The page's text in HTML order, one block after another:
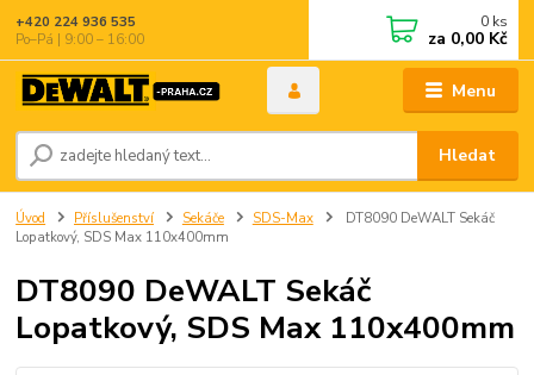
Menu
Hledat
+420 224 936 535
Po–Pá | 9:00 – 16:00
0 ks
za 0,00 Kč
Úvod Příslušenství Sekáče SDS-Max
DT8090 DeWALT Sekáč
Lopatkový, SDS Max 110x400mm
DT8090 DeWALT Sekáč
Lopatkový, SDS Max 110x400mm